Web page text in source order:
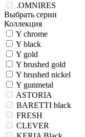
.OMNIRES
Выбрать серии
Коллекция
Y chrome
Y black
Y gold
Y brushed gold
Y brushed nickel
Y gunmetal
ASTORIA
BARETTI black
FRESH
CLEVER